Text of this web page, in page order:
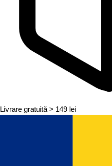
Livrare gratuită > 149 lei